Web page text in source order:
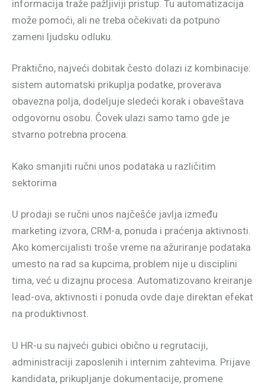
informacija traže pažljiviji pristup. Tu automatizacija
može pomoći, ali ne treba očekivati da potpuno
zameni ljudsku odluku.
Praktično, najveći dobitak često dolazi iz kombinacije:
sistem automatski prikuplja podatke, proverava
obavezna polja, dodeljuje sledeći korak i obaveštava
odgovornu osobu. Čovek ulazi samo tamo gde je
stvarno potrebna procena.
Kako smanjiti ručni unos podataka u različitim
sektorima
U prodaji se ručni unos najčešće javlja između
marketing izvora, CRM-a, ponuda i praćenja aktivnosti.
Ako komercijalisti troše vreme na ažuriranje podataka
umesto na rad sa kupcima, problem nije u disciplini
tima, već u dizajnu procesa. Automatizovano kreiranje
lead-ova, aktivnosti i ponuda ovde daje direktan efekat
na produktivnost.
U HR-u su najveći gubici obično u regrutaciji,
administraciji zaposlenih i internim zahtevima. Prijave
kandidata, prikupljanje dokumentacije, promene